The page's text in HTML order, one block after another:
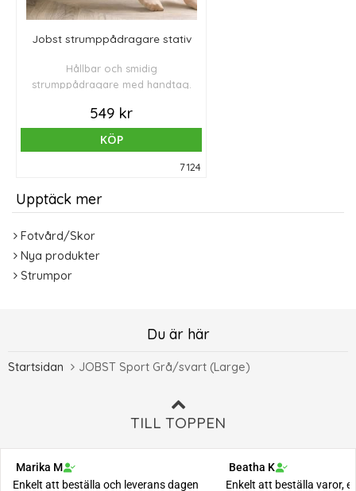
Jobst strumppådragare stativ
Hållbar och smidig
strumppådragare med handtag.
549 kr
KÖP
7124
Upptäck mer
Fotvård/Skor
Nya produkter
Strumpor
Du är här
Startsidan JOBST Sport Grå/svart (Large)
TILL TOPPEN